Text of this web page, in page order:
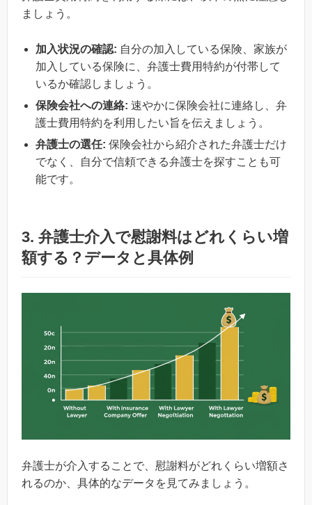
ましょう。
加入状況の確認: 自分の加入している保険、家族が
加入している保険に、弁護士費用特約が付帯して
いるか確認しましょう。
保険会社への連絡: 速やかに保険会社に連絡し、弁
護士費用特約を利用したい旨を伝えましょう。
弁護士の選任: 保険会社から紹介された弁護士だけ
でなく、自分で信頼できる弁護士を探すことも可
能です。
3. 弁護士介入で慰謝料はどれくらい増
額する？データと具体例
弁護士が介入することで、慰謝料がどれくらい増額さ
れるのか、具体的なデータを見てみましょう。